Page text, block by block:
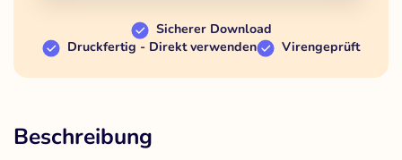
Sicherer Download
Druckfertig - Direkt verwenden
Virengeprüft
Beschreibung